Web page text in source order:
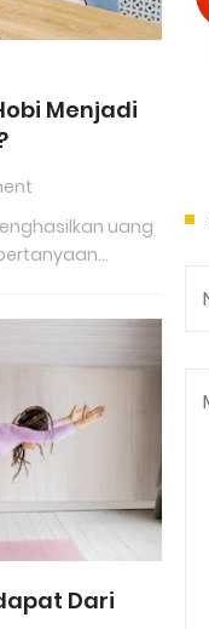
Menjadi
uang
Dari